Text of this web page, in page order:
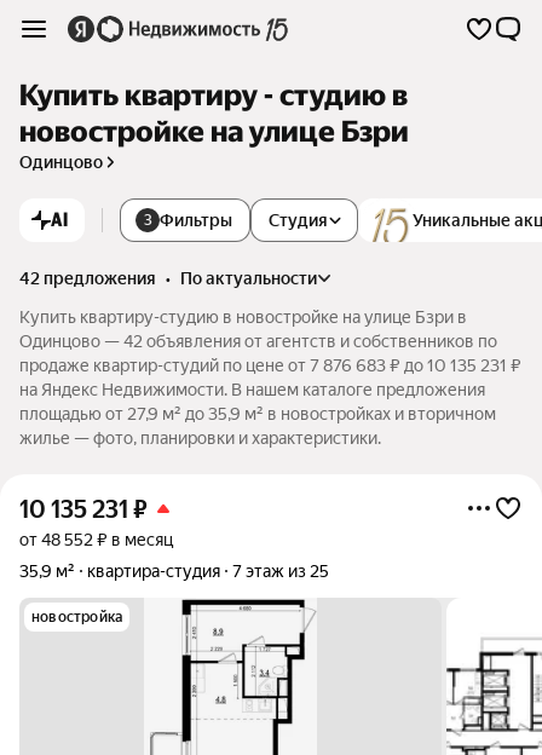
Купить квартиру - студию в
новостройке на улице Бзри
Одинцово
AI 3 Фильтры Уникальные
Студия
42 предложения •
по актуальности
Купить квартиру-студию в новостройке на улице Бзри в
Одинцово — 42 объявления от агентств и собственников по
продаже квартир-студий по цене от 7 876 683 ₽ до 10 135 231 ₽
на Яндекс Недвижимости. В нашем каталоге предложения
площадью от 27,9 м² до 35,9 м² в новостройках и вторичном
жилье — фото, планировки и характеристики.
10 135 231 ₽
от 48 552 ₽ в месяц
35,9 м²
квартира-студия 7 этаж из 25
новостройка